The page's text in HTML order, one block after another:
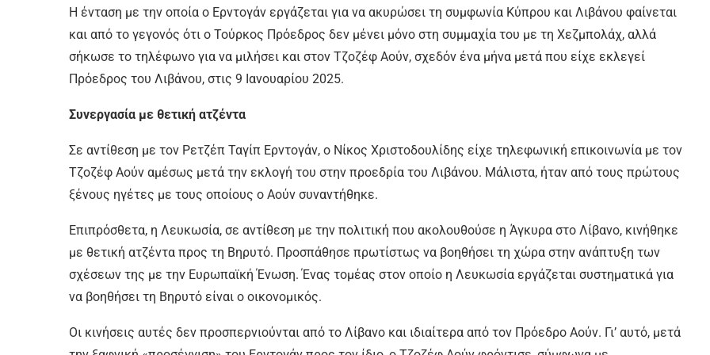
Η ένταση με την οποία ο Ερντογάν εργάζεται για να ακυρώσει τη συμφωνία Κύπρου και Λιβάνου φαίνεται
και από το γεγονός ότι ο Τούρκος Πρόεδρος δεν μένει μόνο στη συμμαχία του με τη Χεζμπολάχ, αλλά
σήκωσε το τηλέφωνο για να μιλήσει και στον Τζοζέφ Αούν, σχεδόν ένα μήνα μετά που είχε εκλεγεί
Πρόεδρος του Λιβάνου, στις 9 Ιανουαρίου 2025.
Συνεργασία με θετική ατζέντα
Σε αντίθεση με τον Ρετζέπ Ταγίπ Ερντογάν, ο Νίκος Χριστοδουλίδης είχε τηλεφωνική επικοινωνία με τον
Τζοζέφ Αούν αμέσως μετά την εκλογή του στην προεδρία του Λιβάνου. Μάλιστα, ήταν από τους πρώτους
ξένους ηγέτες με τους οποίους ο Αούν συναντήθηκε.
Επιπρόσθετα, η Λευκωσία, σε αντίθεση με την πολιτική που ακολουθούσε η Άγκυρα στο Λίβανο, κινήθηκε
με θετική ατζέντα προς τη Βηρυτό. Προσπάθησε πρωτίστως να βοηθήσει τη χώρα στην ανάπτυξη των
σχέσεων της με την Ευρωπαϊκή Ένωση. Ένας τομέας στον οποίο η Λευκωσία εργάζεται συστηματικά για
να βοηθήσει τη Βηρυτό είναι ο οικονομικός.
Οι κινήσεις αυτές δεν προσπερνιούνται από το Λίβανο και ιδιαίτερα από τον Πρόεδρο Αούν. Γι’ αυτό, μετά